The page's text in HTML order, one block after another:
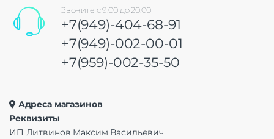
Звоните с 9:00 до 20:00
+7(949)-404-68-91
+7(949)-002-00-01
+7(959)-002-35-50
Адреса магазинов
Реквизиты
ИП Литвинов Максим Васильевич